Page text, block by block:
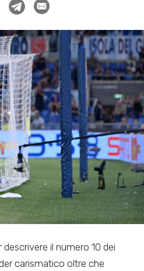
il numero 10 dei
carismatico oltre che